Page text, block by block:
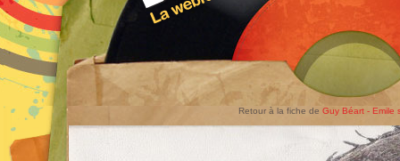
Retour à la fiche de Guy Béart - Emile